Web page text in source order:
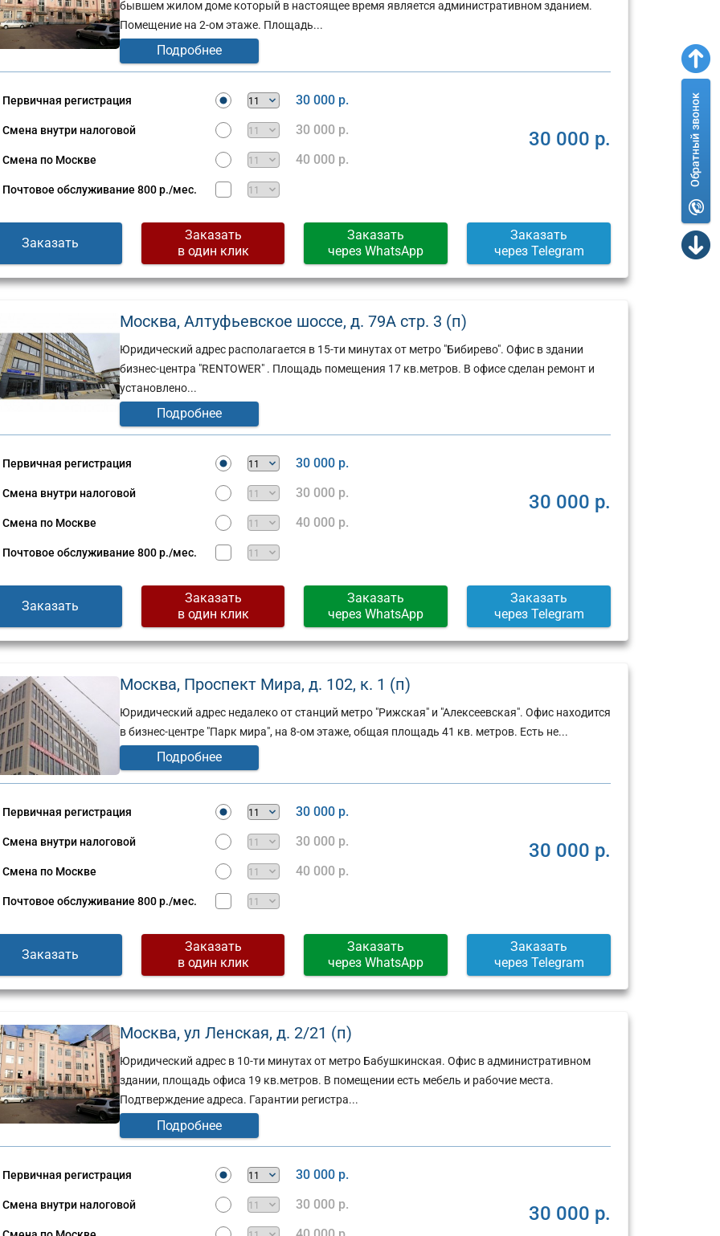
бывшем жилом доме который в настоящее время является административном зданием.
Помещение на 2-ом этаже. Площадь...
Подробнее
Первичная регистрация 30 000 р.
Смена внутри налоговой 30 000 р.
Смена по Москве 40 000 р.
Почтовое обслуживание 800 р./мес.
30 000 р.
Заказать
Заказать
в один клик
Заказать
через WhatsApp
Заказать
через Telegram
Москва, Алтуфьевское шоссе, д. 79А стр. 3 (п)
Юридический адрес располагается в 15-ти минутах от метро "Бибирево". Офис в здании
бизнес-центра "RENTOWER" . Площадь помещения 17 кв.метров. В офисе сделан ремонт и
установлено...
Подробнее
Первичная регистрация 30 000 р.
Смена внутри налоговой 30 000 р.
Смена по Москве 40 000 р.
Почтовое обслуживание 800 р./мес.
30 000 р.
Заказать
Заказать
в один клик
Заказать
через WhatsApp
Заказать
через Telegram
Москва, Проспект Мира, д. 102, к. 1 (п)
Юридический адрес недалеко от станций метро "Рижская" и "Алексеевская". Офис находится
в бизнес-центре "Парк мира", на 8-ом этаже, общая площадь 41 кв. метров. Есть не...
Подробнее
Первичная регистрация 30 000 р.
Смена внутри налоговой 30 000 р.
Смена по Москве 40 000 р.
Почтовое обслуживание 800 р./мес.
30 000 р.
Заказать
Заказать
в один клик
Заказать
через WhatsApp
Заказать
через Telegram
Москва, ул Ленская, д. 2/21 (п)
Юридический адрес в 10-ти минутах от метро Бабушкинская. Офис в административном
здании, площадь офиса 19 кв.метров. В помещении есть мебель и рабочие места.
Подтверждение адреса. Гарантии регистра...
Подробнее
Первичная регистрация 30 000 р.
Смена внутри налоговой 30 000 р. 30 000 р.